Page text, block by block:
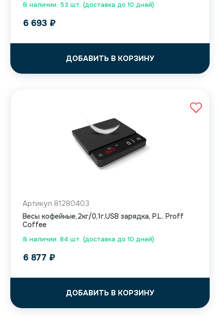
В наличии: 53 шт. (доставка до 10 дней)
6 693 ₽
ДОБАВИТЬ В КОРЗИНУ
В наличии: 84 шт. (доставка до 10 дней)
Артикул 81280403
Весы кофейные,2кг/0,1г,USB зарядка, P.L. Proff
Coffee
6 877 ₽
ДОБАВИТЬ В КОРЗИНУ